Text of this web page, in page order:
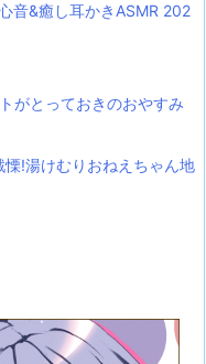
音&癒し耳かきASMR 202
がとっておきのおやすみ
!湯けむりおねえちゃん地